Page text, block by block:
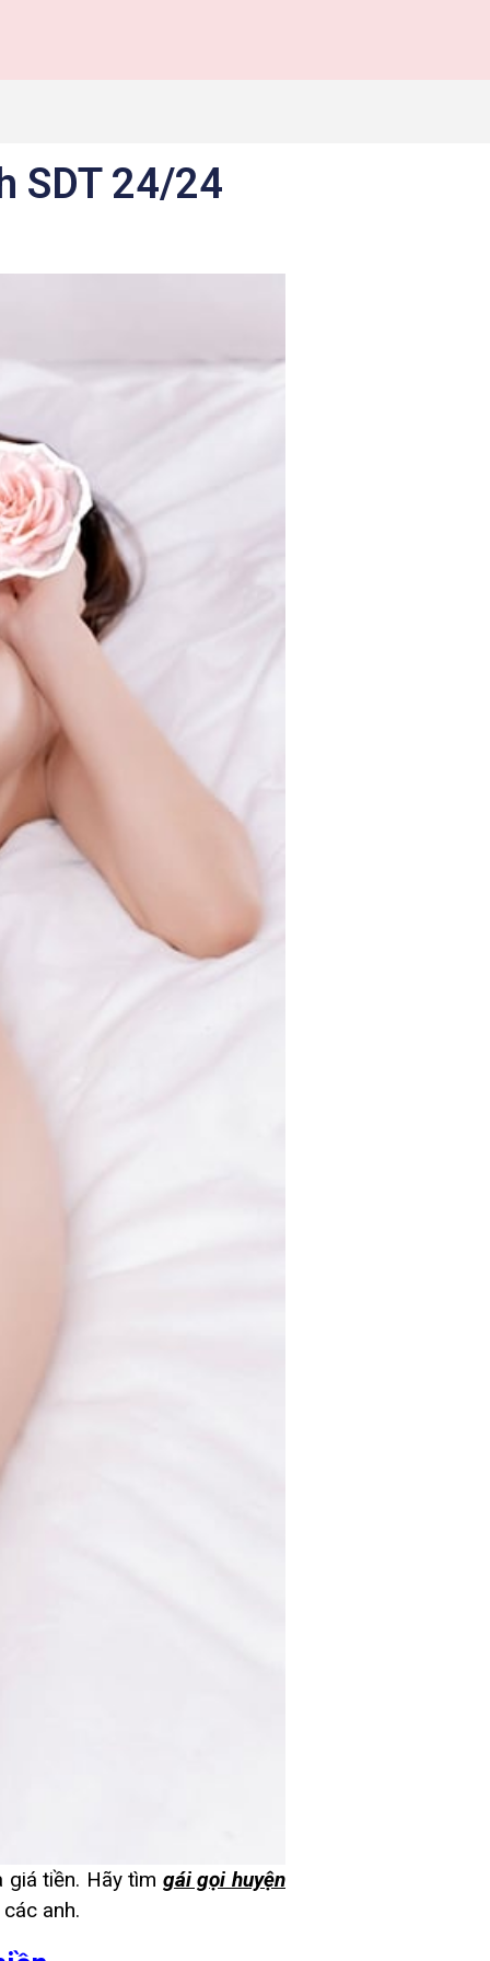
SDT 24/24
tiền. Hãy tìm gái gọi huyện
anh.